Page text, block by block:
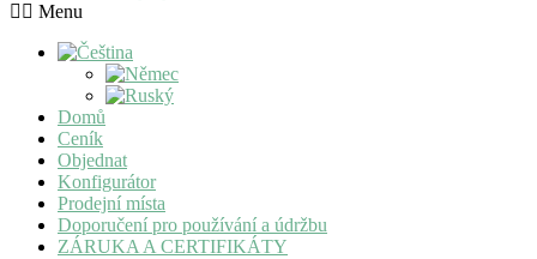
Menu
Domů
Ceník
Objednat
Konfigurátor
Prodejní místa
Doporučení pro používání a údržbu
ZÁRUKA A CERTIFIKÁTY